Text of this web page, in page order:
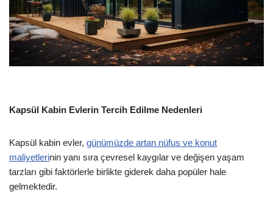
Kapsül Kabin Evlerin Tercih Edilme Nedenleri
Kapsül kabin evler, günümüzde artan nüfus ve konut
maliyetlerinin yanı sıra çevresel kaygılar ve değişen yaşam
tarzları gibi faktörlerle birlikte giderek daha popüler hale
gelmektedir.